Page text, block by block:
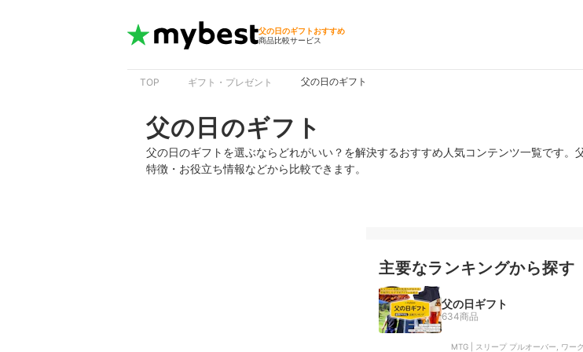
父の日のギフトおすすめ
商品比較サービス
TOP ギフト・プレゼント 父の日のギフト
父の日のギフト
父の日のギフトを選ぶならどれがいい？を解決するおすすめ人気コンテンツ一覧です
特徴・お役立ち情報などから比較できます。
主要なランキングから探す
父の日ギフト
634商品
MTG | スリープ プルオーバー, ワー